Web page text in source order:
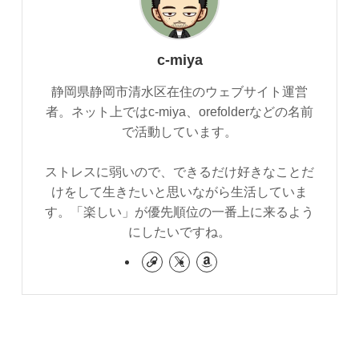
c-miya
静岡県静岡市清水区在住のウェブサイト運営
者。ネット上ではc-miya、orefolderなどの名前
で活動しています。
ストレスに弱いので、できるだけ好きなことだ
けをして生きたいと思いながら生活していま
す。「楽しい」が優先順位の一番上に来るよう
にしたいですね。